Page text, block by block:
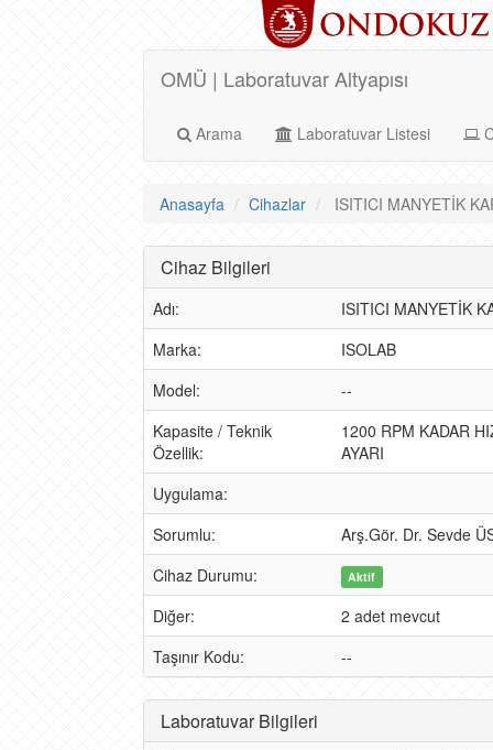
OMÜ | Laboratuvar Altyapısı
Arama Laboratuvar Listesi
Anasayfa Cihazlar ISITICI MANYETİK
Cihaz Bilgileri
Adı:
ISITICI MANYETİK
Marka:
ISOLAB
Model:
--
Kapasite / Teknik
Özellik:
1200 RPM KADAR
AYARI
Uygulama:
Sorumlu:
Arş.Gör. Dr. Sevde
Cihaz Durumu:
Aktif
Diğer:
2 adet mevcut
Taşınır Kodu:
--
Laboratuvar Bilgileri